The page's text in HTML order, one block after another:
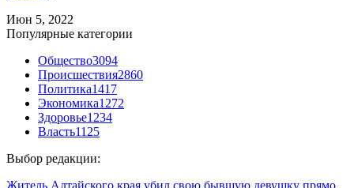
Июн 5, 2022
Популярные категории
Общество3094
Происшествия2860
Политика1417
Экономика1272
Здоровье1234
Власть1125
Выбор редакции:
Житель Алтайского края убил свою бывшую девушку прямо